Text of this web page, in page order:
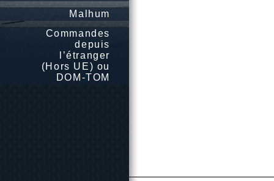
Malhum
Commandes
depuis
l’étranger
(Hors UE) ou
DOM-TOM